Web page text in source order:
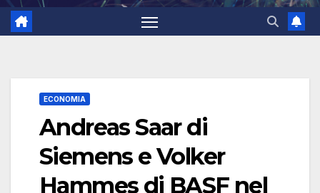
ECONOMIA
Andreas Saar di
Siemens e Volker
Hammes di BASF nel